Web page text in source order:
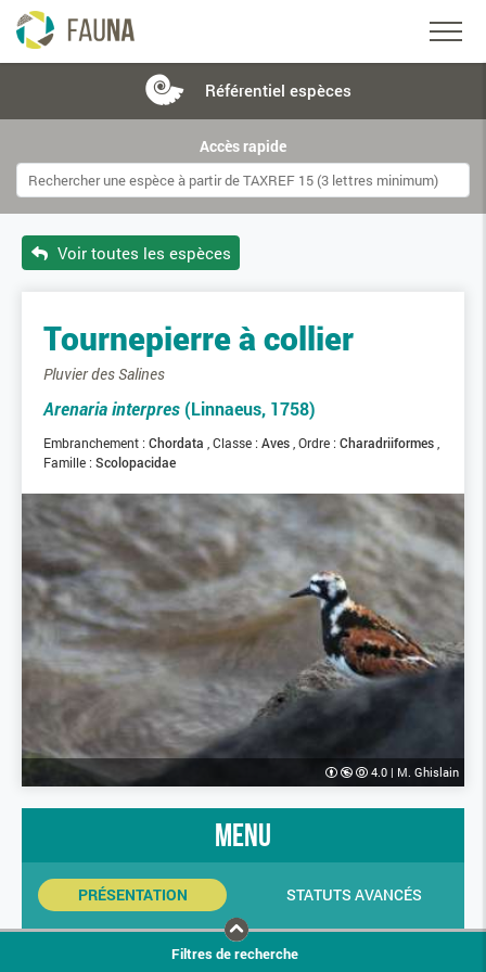
Référentiel espèces
Accès rapide
Voir toutes les espèces
Tournepierre à collier
Pluvier des Salines
Arenaria interpres (Linnaeus, 1758)
Embranchement : Chordata Classe : Aves Ordre : Charadriiformes
Famille : Scolopacidae
4.0 | M. Ghislain
menu
PRÉSENTATION STATUTS AVANCÉS
INDICATEURS SINP
PHOTOS
Filtres de recherche